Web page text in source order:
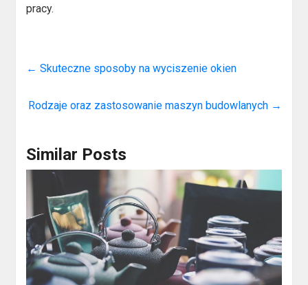
pracy.
← Skuteczne sposoby na wyciszenie okien
Rodzaje oraz zastosowanie maszyn budowlanych →
Similar Posts